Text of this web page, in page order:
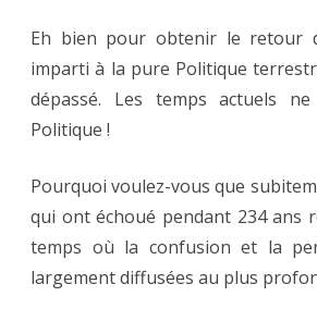
Eh bien pour obtenir le retour
imparti à la pure Politique
dépassé. Les temps actuels
Politique !
Pourquoi voulez-vous que
qui ont échoué pendant 234 ans
temps où la confusion et la
largement diffusées au plus